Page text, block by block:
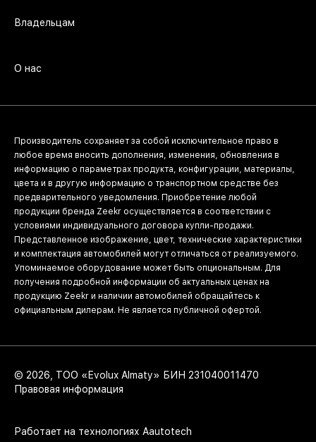
Владельцам
О нас
Производитель сохраняет за собой исключительное право в
любое время вносить дополнения, изменения, обновления в
информацию о параметрах продукта, конфигурации, материалы,
цвета и в другую информацию о транспортном средстве без
предварительного уведомления. Приобретение любой
продукции бренда Zeekr осуществляется в соответствии с
условиями индивидуального договора купли-продажи.
Представленное изображение, цвет, технические характеристики
и комплектация автомобилей могут отличаться от реализуемого.
Упоминаемое оборудование может быть опциональным. Для
получения подробной информации об актуальных ценах на
продукцию Zeekr и наличии автомобилей обращайтесь к
официальным дилерам. Не является публичной офертой.
© 2026, ТОО «Evolux Almaty» БИН 231040011470
Правовая информация
Работает на технологиях Aautotech